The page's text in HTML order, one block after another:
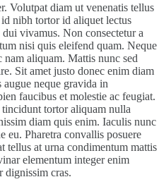
Volutpat diam ut venenatis tellus
nibh tortor id aliquet lectus
vivamus. Non consectetur a
nisi quis eleifend quam. Neque
nam aliquam. Mattis nunc sed
Sit amet justo donec enim diam
neque gravida in
faucibus et molestie ac feugiat.
tortor aliquam nulla
diam quis enim. Iaculis nunc
eu. Pharetra convallis posuere
tellus at urna condimentum mattis
elementum integer enim
dignissim cras.